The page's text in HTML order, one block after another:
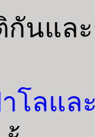
กันแล
โลแล